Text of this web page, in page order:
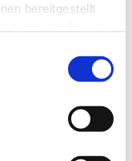
bereitgestellt